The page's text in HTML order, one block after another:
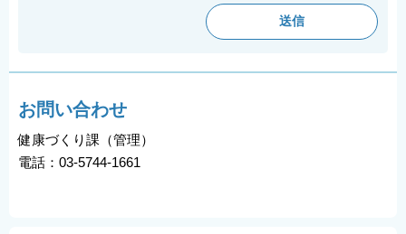
お問い合わせ
健康づくり課（管理）
電話：03-5744-1661